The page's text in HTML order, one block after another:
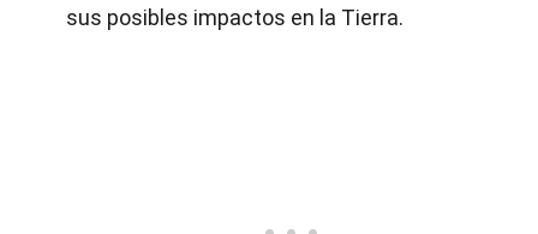
sus posibles impactos en la Tierra.